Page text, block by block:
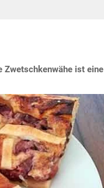
Zwetschkenwähe ist eine